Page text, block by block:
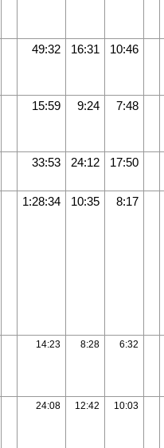
49:32 16:31 10:46
15:59 9:24 7:48
33:53 24:12 17:50
1:28:34 10:35 8:17
14:23 8:28 6:32
24:08 12:42 10:03